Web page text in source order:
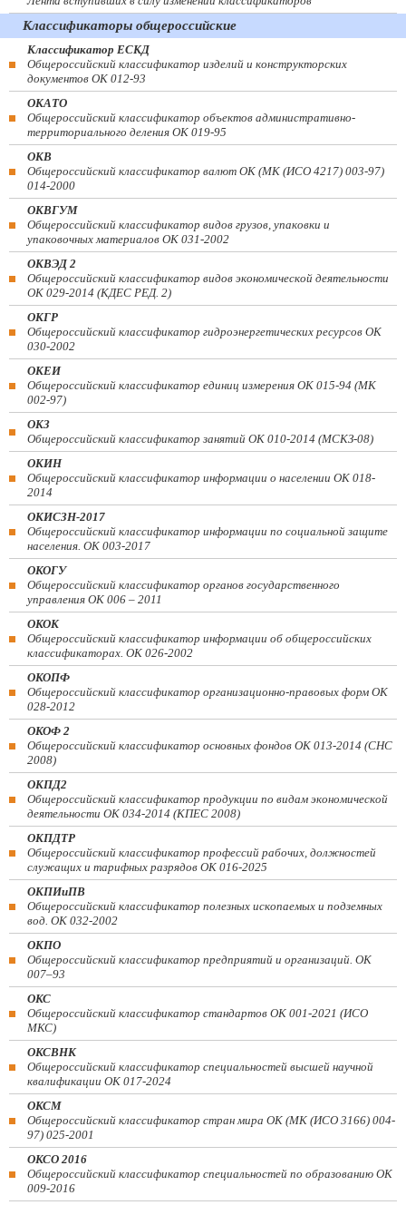
Классификаторы общероссийские
Классификатор ЕСКД
Общероссийский классификатор изделий и конструкторских
документов ОК 012-93
ОКАТО
Общероссийский классификатор объектов административно-
территориального деления ОК 019-95
ОКВ
Общероссийский классификатор валют ОК (МК (ИСО 4217) 003-97)
014-2000
ОКВГУМ
Общероссийский классификатор видов грузов, упаковки и
упаковочных материалов ОК 031-2002
ОКВЭД 2
Общероссийский классификатор видов экономической деятельности
ОК 029-2014 (КДЕС РЕД. 2)
ОКГР
Общероссийский классификатор гидроэнергетических ресурсов ОК
030-2002
ОКЕИ
Общероссийский классификатор единиц измерения ОК 015-94 (МК
002-97)
ОКЗ
Общероссийский классификатор занятий ОК 010-2014 (МСКЗ-08)
ОКИН
Общероссийский классификатор информации о населении ОК 018-
2014
ОКИСЗН-2017
Общероссийский классификатор информации по социальной защите
населения. ОК 003-2017
ОКОГУ
Общероссийский классификатор органов государственного
управления ОК 006 – 2011
ОКОК
Общероссийский классификатор информации об общероссийских
классификаторах. ОК 026-2002
ОКОПФ
Общероссийский классификатор организационно-правовых форм ОК
028-2012
ОКОФ 2
Общероссийский классификатор основных фондов ОК 013-2014 (СНС
2008)
ОКПД2
Общероссийский классификатор продукции по видам экономической
деятельности ОК 034-2014 (КПЕС 2008)
ОКПДТР
Общероссийский классификатор профессий рабочих, должностей
служащих и тарифных разрядов ОК 016-2025
ОКПИиПВ
Общероссийский классификатор полезных ископаемых и подземных
вод. ОК 032-2002
ОКПО
Общероссийский классификатор предприятий и организаций. ОК
007–93
ОКС
Общероссийский классификатор стандартов ОК 001-2021 (ИСО
МКС)
ОКСВНК
Общероссийский классификатор специальностей высшей научной
квалификации ОК 017-2024
ОКСМ
Общероссийский классификатор стран мира ОК (МК (ИСО 3166) 004-
97) 025-2001
ОКСО 2016
Общероссийский классификатор специальностей по образованию ОК
009-2016